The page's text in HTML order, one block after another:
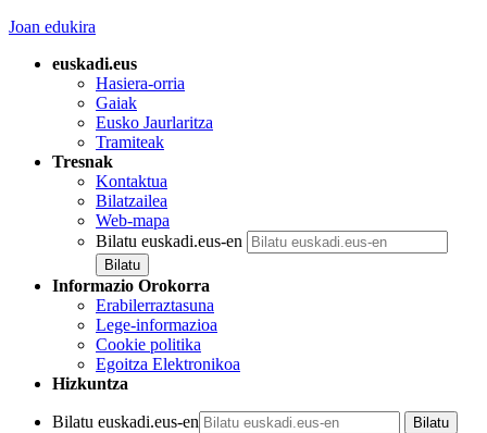
Joan edukira
euskadi.eus
Hasiera-orria
Gaiak
Eusko Jaurlaritza
Tramiteak
Tresnak
Kontaktua
Bilatzailea
Web-mapa
Bilatu euskadi.eus-en
Informazio Orokorra
Erabilerraztasuna
Lege-informazioa
Cookie politika
Egoitza Elektronikoa
Hizkuntza
Bilatu euskadi.eus-en